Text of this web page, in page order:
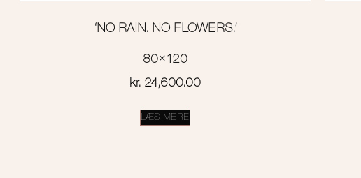
‘NO RAIN. NO FLOWERS.’
80×120
kr. 24,600.00
LÆS MERE